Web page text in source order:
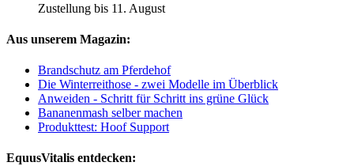
Zustellung bis 11. August
Aus unserem Magazin:
Brandschutz am Pferdehof
Die Winterreithose - zwei Modelle im Überblick
Anweiden - Schritt für Schritt ins grüne Glück
Bananenmash selber machen
Produkttest: Hoof Support
EquusVitalis entdecken: